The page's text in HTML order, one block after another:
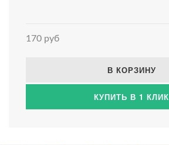
170 руб
В КОРЗИНУ
КУПИТЬ В 1 КЛИК